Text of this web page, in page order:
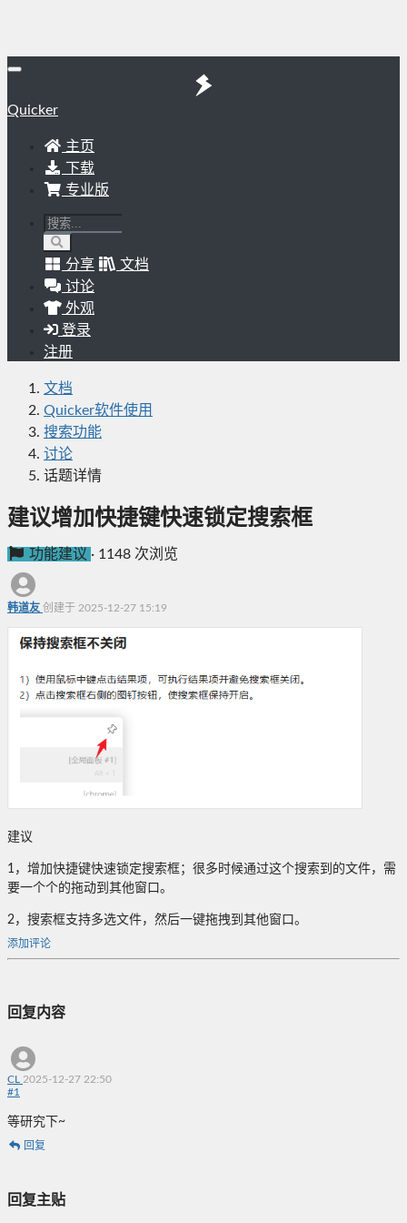
Quicker
主页
下载
专业版
分享
文档
讨论
外观
登录
注册
文档
Quicker软件使用
搜索功能
讨论
话题详情
建议增加快捷键快速锁定搜索框
功能建议 · 1148 次浏览
韩道友 创建于 2025-12-27 15:19
建议
1，增加快捷键快速锁定搜索框；很多时候通过这个搜索到的文件，需
要一个个的拖动到其他窗口。
2，搜索框支持多选文件，然后一键拖拽到其他窗口。
添加评论
回复内容
CL 2025-12-27 22:50
#1
等研究下~
回复
回复主贴